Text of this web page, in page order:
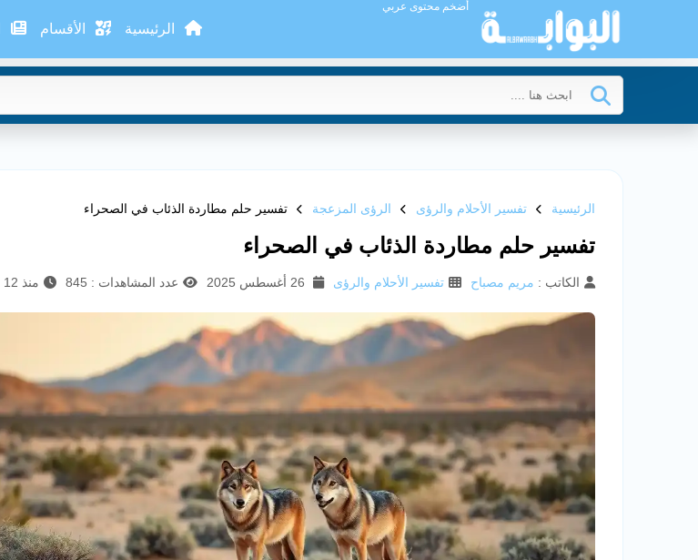
أضخم محتوى عربي
الرئيسية الأقسام
الرئيسية تفسير الأحلام والرؤى الرؤى المزعجة تفسير حلم مطاردة الذئاب في الصحراء
تفسير حلم مطاردة الذئاب في الصحراء
الكاتب : مريم مصباح تفسير الأحلام والرؤى عدد المشاهدات : 845 منذ 12 شهر